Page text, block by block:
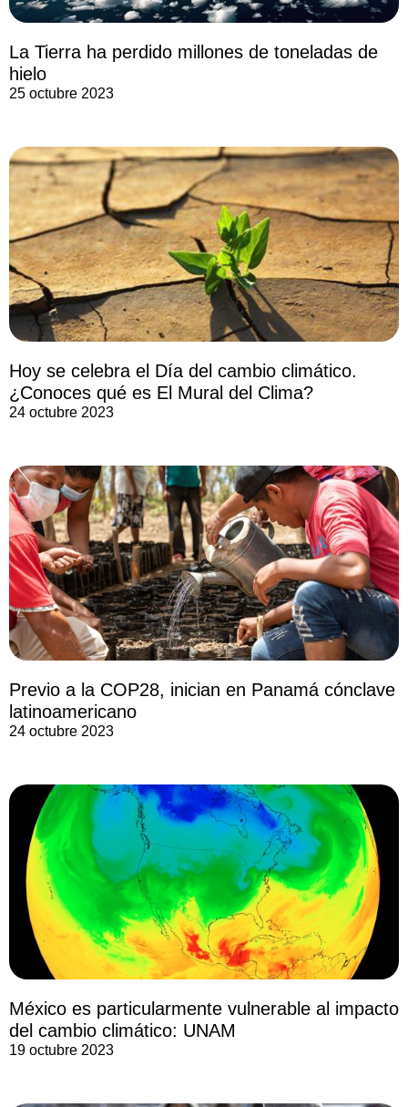
La Tierra ha perdido millones de toneladas de
hielo
25 octubre 2023
Hoy se celebra el Día del cambio climático.
¿Conoces qué es El Mural del Clima?
24 octubre 2023
Previo a la COP28, inician en Panamá cónclave
latinoamericano
24 octubre 2023
México es particularmente vulnerable al impacto
del cambio climático: UNAM
19 octubre 2023